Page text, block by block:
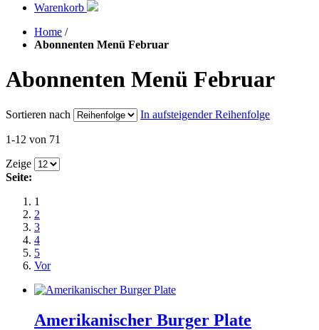
Warenkorb
Home /
Abonnenten Menü Februar
Abonnenten Menü Februar
Sortieren nach In aufsteigender Reihenfolge
1-12 von 71
Zeige
Seite:
1
2
3
4
5
Vor
Amerikanischer Burger Plate